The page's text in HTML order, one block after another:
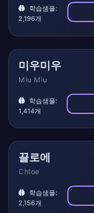
학습샘플:
2,196개
미우미우
Miu Miu
학습샘플:
1,414개
끌로에
Chloe
학습샘플:
2,156개